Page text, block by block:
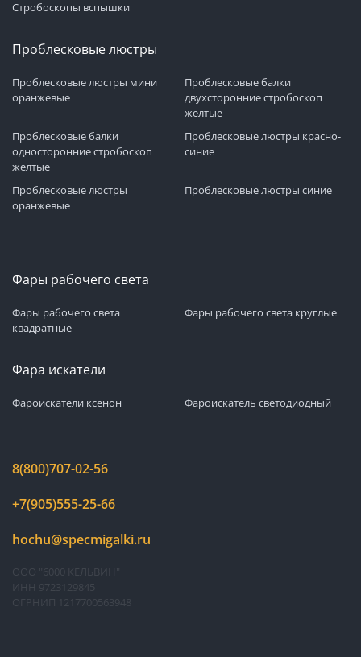
Стробоскопы вспышки
Проблесковые люстры
Проблесковые люстры мини
оранжевые
Проблесковые балки
двухсторонние стробоскоп
желтые
Проблесковые балки
односторонние стробоскоп
желтые
Проблесковые люстры красно-
синие
Проблесковые люстры
оранжевые
Проблесковые люстры синие
Фары рабочего света
Фары рабочего света
квадратные
Фары рабочего света круглые
Фара искатели
Фароискатели ксенон Фароискатель светодиодный
8(800)707-02-56
+7(905)555-25-66
hochu@specmigalki.ru
ООО "6000 КЕЛЬВИН"
ИНН 9723129845
ОГРНИП 1217700563948